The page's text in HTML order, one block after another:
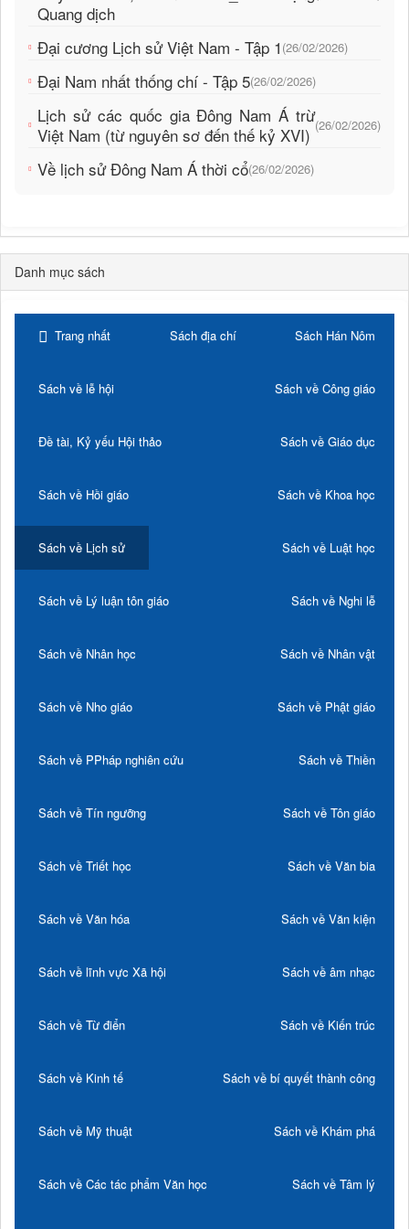
Quang dịch
Đại cương Lịch sử Việt Nam - Tập 1 (26/02/2026)
Đại Nam nhất thống chí - Tập 5(26/02/2026)
Lịch sử các quốc gia Đông Nam Á trừ
Việt Nam (từ nguyên sơ đến thế kỷ XVI) (26/02/2026)
Về lịch sử Đông Nam Á thời cổ(26/02/2026)
Danh mục sách
Trang nhất Sách địa chí Sách Hán Nôm
Sách về lễ hội Sách về Công giáo
Đề tài, Kỷ yếu Hội thảo Sách về Giáo dục
Sách về Hồi giáo Sách về Khoa học
Sách về Lịch sử Sách về Luật học
Sách về Lý luận tôn giáo Sách về Nghi lễ
Sách về Nhân học Sách về Nhân vật
Sách về Nho giáo Sách về Phật giáo
Sách về PPháp nghiên cứu Sách về Thiền
Sách về Tín ngưỡng Sách về Tôn giáo
Sách về Triết học Sách về Văn bia
Sách về Văn hóa Sách về Văn kiện
Sách về lĩnh vực Xã hội Sách về âm nhạc
Sách về Từ điển Sách về Kiến trúc
Sách về Kinh tế Sách về bí quyết thành công
Sách về Mỹ thuật Sách về Khám phá
Sách về Các tác phẩm Văn học Sách về Tâm lý